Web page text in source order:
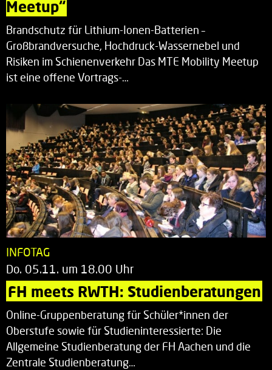
Meetup“
Brandschutz für Lithium-Ionen-Batterien –
Großbrandversuche, Hochdruck-Wassernebel und
Risiken im Schienenverkehr Das MTE Mobility Meetup
ist eine offene Vortrags-…
INFOTAG
Do. 05.11. um 18.00 Uhr
FH meets RWTH: Studienberatungen
Online-Gruppenberatung für Schüler*innen der
Oberstufe sowie für Studieninteressierte: Die
Allgemeine Studienberatung der FH Aachen und die
Zentrale Studienberatung…